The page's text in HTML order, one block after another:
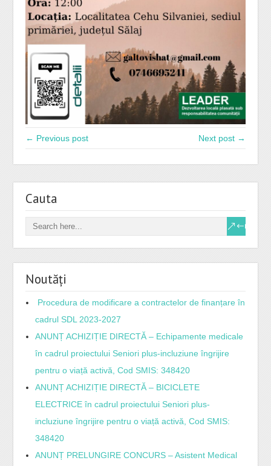
← Previous post Next post →
Cauta
Noutăți
Procedura de modificare a contractelor de finanțare în
cadrul SDL 2023-2027
ANUNȚ ACHIZIȚIE DIRECTĂ – Echipamente medicale
în cadrul proiectului Seniori plus-incluziune îngrijire
pentru o viață activă, Cod SMIS: 348420
ANUNȚ ACHIZIȚIE DIRECTĂ – BICICLETE
ELECTRICE în cadrul proiectului Seniori plus-
incluziune îngrijire pentru o viață activă, Cod SMIS:
348420
ANUNȚ PRELUNGIRE CONCURS – Asistent Medical